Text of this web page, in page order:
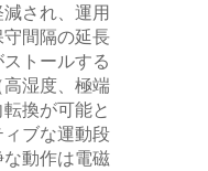
され、運用
間隔の延長
トールする
湿度、極端
換が可能と
ブな運動段
動作は電磁